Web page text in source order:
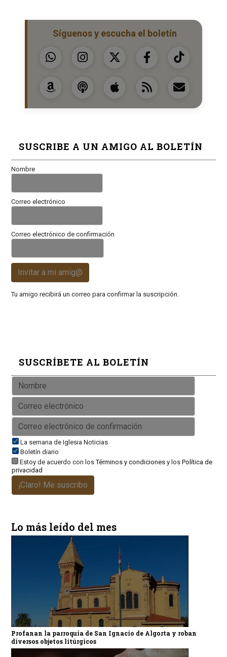
Síguenos y escucha el boletín
SUSCRIBE A UN AMIGO AL BOLETÍN
Nombre
Correo electrónico
Correo electrónico de confirmación
Invitar a mi amig@
Tu amigo recibirá un correo para confirmar la suscripción.
SUSCRÍBETE AL BOLETÍN
La semana de Iglesia Noticias
Boletín diario
Estoy de acuerdo con losTérminos y condicionesy los Política de
privacidad
¡Claro! Me suscribo
Lo más leído del mes
Profanan la parroquia de San Ignacio de Algorta y roban
diversos objetos litúrgicos